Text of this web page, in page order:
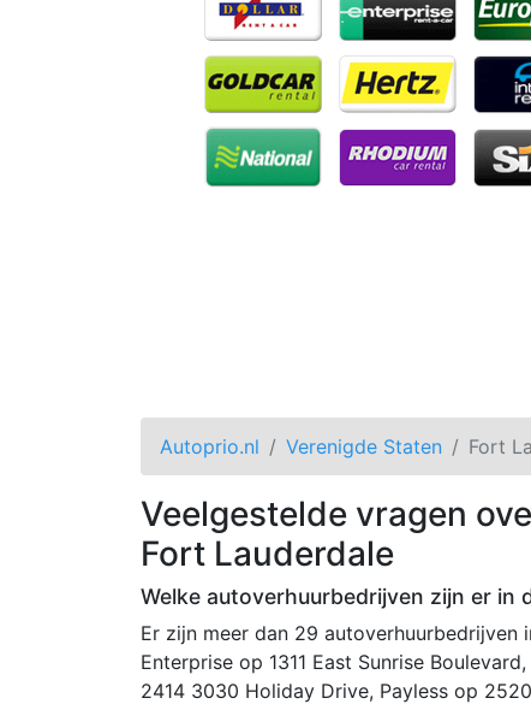
Autoprio.nl Verenigde Staten Fort
Veelgestelde vragen
Fort Lauderdale
Welke autoverhuurbedrijven zijn er in
Er zijn meer dan 29
Enterprise op 1311 East Sunrise
2414 3030 Holiday Drive, Payless op